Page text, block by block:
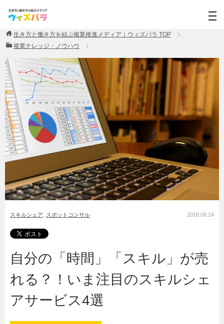
生き方と働き方を結ぶ複業推進メディア｜ウィズパラ TOP
複業ナレッジ・ノウハウ
スキルシェア スポットコンサル 2018.06.24
自分の「時間」「スキル」が売
れる？！いま注目のスキルシェ
アサービス4選